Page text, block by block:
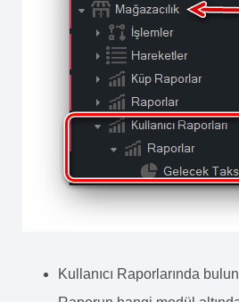
Kullanıcı Raporlarında